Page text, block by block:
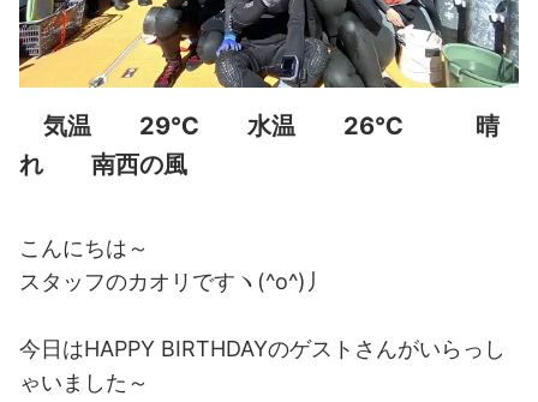
気温 29℃ 水温 26℃ 晴
れ 南西の風
こんにちは～
スタッフのカオリですヽ(^o^)丿
今日はHAPPY BIRTHDAYのゲストさんがいらっし
ゃいました～